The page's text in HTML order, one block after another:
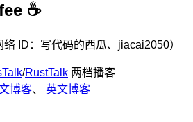
☕️
ID：写代码的西瓜、jiacai2050）
/RustTalk 两档播客
博客、 英文博客